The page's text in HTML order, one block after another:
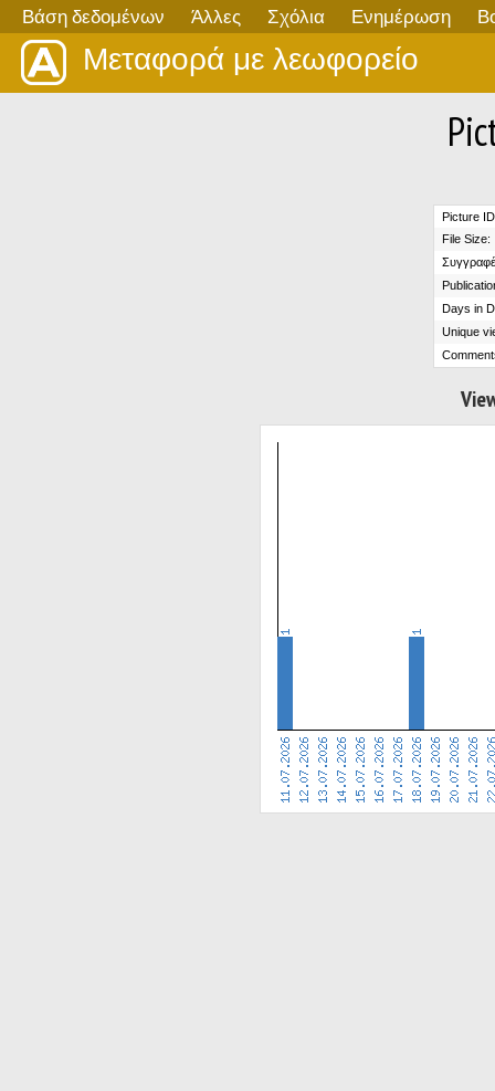
Βάση δεδομένων Άλλες Σχόλια Ενημέρωση
Μεταφορά με λεωφορείο
Picture
File Size:
Days in
Unique